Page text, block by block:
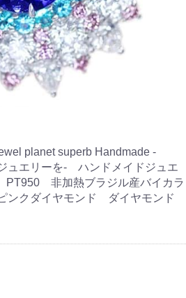
planet superb Handmade -
ュエリーを- ハンドメイドジュエ
PT950 非加熱ブラジル産バイカラ
ンクダイヤモンド ダイヤモンド